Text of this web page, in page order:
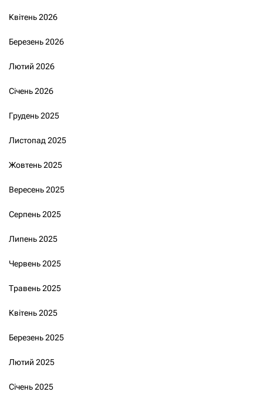
Квітень 2026
Березень 2026
Лютий 2026
Січень 2026
Грудень 2025
Листопад 2025
Жовтень 2025
Вересень 2025
Серпень 2025
Липень 2025
Червень 2025
Травень 2025
Квітень 2025
Березень 2025
Лютий 2025
Січень 2025